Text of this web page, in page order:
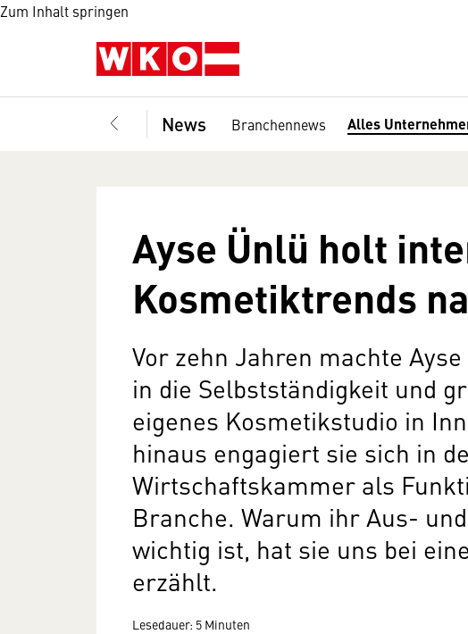
Zum Inhalt springen
News Branchennews Alles
Ayse Ünlü holt
Kosmetiktrends
Vor zehn Jahren machte
in die Selbstständigkeit und
eigenes Kosmetikstudio in
hinaus engagiert sie sich in
Wirtschaftskammer als
Branche. Warum ihr Aus-
wichtig ist, hat sie uns bei
erzählt.
Lesedauer: 5 Minuten